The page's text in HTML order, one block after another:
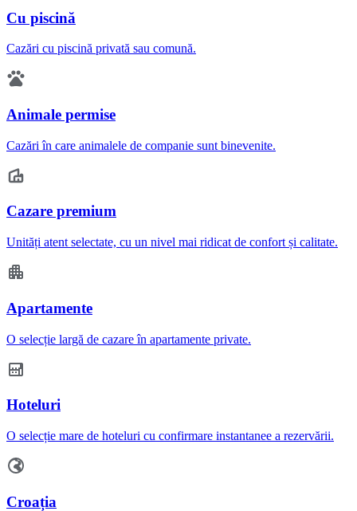
Cu piscină
Cazări cu piscină privată sau comună.
Animale permise
Cazări în care animalele de companie sunt binevenite.
Cazare premium
Unități atent selectate, cu un nivel mai ridicat de confort și calitate.
Apartamente
O selecție largă de cazare în apartamente private.
Hoteluri
O selecție mare de hoteluri cu confirmare instantanee a rezervării.
Croația